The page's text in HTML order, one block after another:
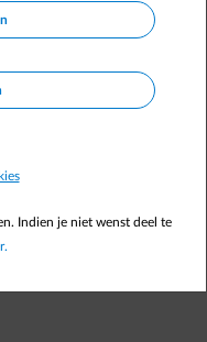
Indien je niet wenst deel te